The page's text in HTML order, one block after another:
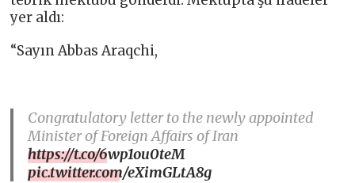
yer aldı:
“Sayın Abbas Araqchi,
Congratulatory letter to the newly appointed
Minister of Foreign Affairs of Iran
https://t.co/6wp1ou0teM
pic.twitter.com/eXimGLtA8g